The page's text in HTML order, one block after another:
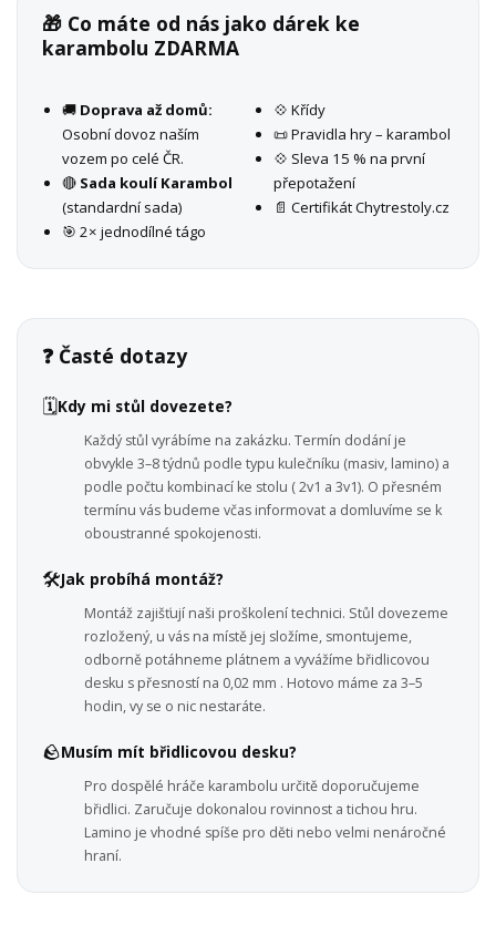
🎁 Co máte od nás jako dárek ke
karambolu ZDARMA
🚚 Doprava až domů:
Osobní dovoz naším
vozem po celé ČR.
🔴 Sada koulí Karambol
(standardní sada)
🎯 2× jednodílné tágo
💠 Křídy
📜 Pravidla hry – karambol
💠 Sleva 15 % na první
přepotažení
📄 Certifikát Chytrestoly.cz
❓ Časté dotazy
🗓️Kdy mi stůl dovezete?
Každý stůl vyrábíme na zakázku. Termín dodání je
obvykle 3–8 týdnů podle typu kulečníku (masiv, lamino) a
podle počtu kombinací ke stolu ( 2v1 a 3v1). O přesném
termínu vás budeme včas informovat a domluvíme se k
oboustranné spokojenosti.
🛠️Jak probíhá montáž?
Montáž zajišťují naši proškolení technici. Stůl dovezeme
rozložený, u vás na místě jej složíme, smontujeme,
odborně potáhneme plátnem a vyvážíme břidlicovou
desku s přesností na 0,02 mm . Hotovo máme za 3–5
hodin, vy se o nic nestaráte.
🪨Musím mít břidlicovou desku?
Pro dospělé hráče karambolu určitě doporučujeme
břidlici. Zaručuje dokonalou rovinnost a tichou hru.
Lamino je vhodné spíše pro děti nebo velmi nenáročné
hraní.